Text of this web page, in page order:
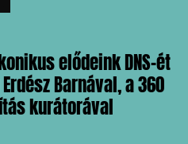
elődeink DNS-ét
Barnával, a 360
kurátorával